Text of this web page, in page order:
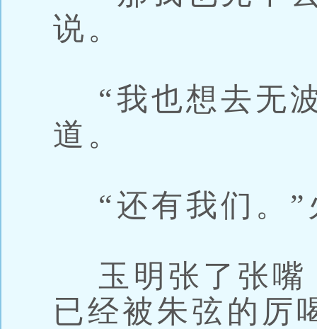
说。
“我也想去无
道。
“还有我们。”
玉明张了张嘴
已经被朱弦的厉